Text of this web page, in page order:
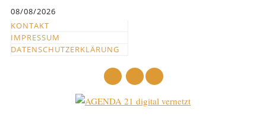
springen
08/08/2026
KONTAKT
IMPRESSUM
DATENSCHUTZERKLÄRUNG